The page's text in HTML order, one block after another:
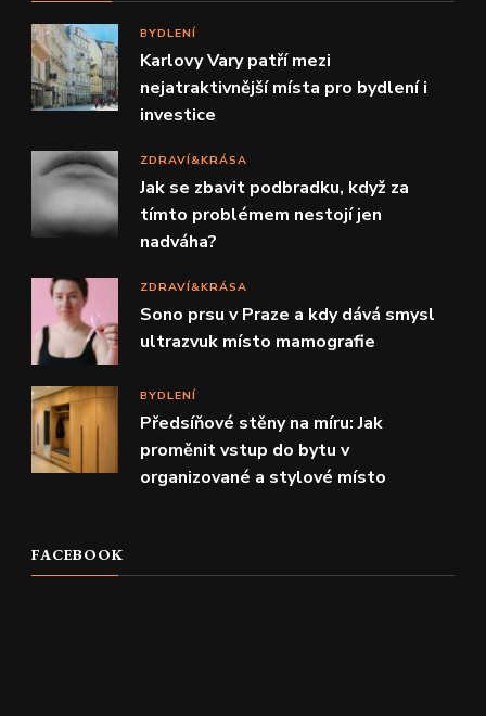
BYDLENÍ
Karlovy Vary patří mezi
nejatraktivnější místa pro bydlení i
investice
ZDRAVÍ&KRÁSA
Jak se zbavit podbradku, když za
tímto problémem nestojí jen
nadváha?
ZDRAVÍ&KRÁSA
Sono prsu v Praze a kdy dává smysl
ultrazvuk místo mamografie
BYDLENÍ
Předsíňové stěny na míru: Jak
proměnit vstup do bytu v
organizované a stylové místo
FACEBOOK